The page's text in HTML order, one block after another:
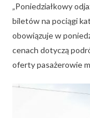
„Poniedziałkowy
biletów na pociągi
obowiązuje w
cenach dotyczą
oferty pasażerowie